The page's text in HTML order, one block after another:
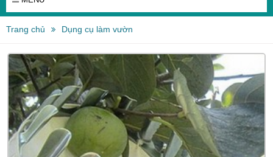
Trang chủ Dụng cụ làm vườn